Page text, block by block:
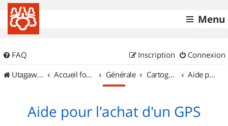
Menu
FAQ Connexion
Inscription
UtagawaVTT (Randos VTT et VTTAE avec traces GPS)
Accueil forum Générale Cartographie et GPS Aide pour l'achat d'un GPS
Aide pour l'achat d'un GPS